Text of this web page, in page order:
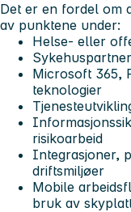
Det er en fordel om
av punktene under:
Helse- eller
Microsoft 365,
teknologier
risikoarbeid
Integrasjoner,
driftsmiljøer
Mobile
bruk av